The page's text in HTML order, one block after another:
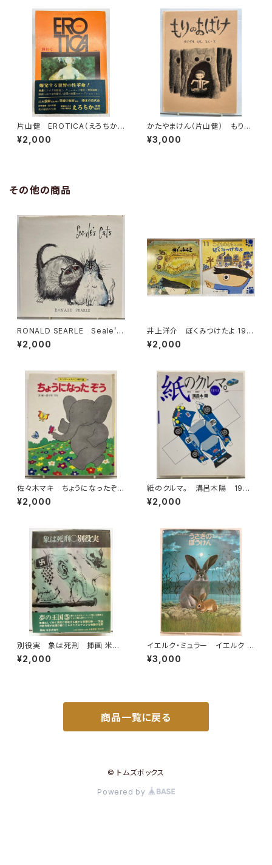
片山健 EROTICA（えろちか）
１巻３号 1969年 三崎書房
¥2,000
かたやまけん（片山健） もりの
おばけ 1987年 特製版 福
音館書店
¥3,000
その他の商品
RONALD SEARLE Seale’s
Cats 1967年初版の1973年
４刷 DENNIS DOBSON
¥2,000
井上洋介 ぼくみつけたよ 199
9年 あじのひらき 2002年 こ
どものとも年少版２冊セット 絵
¥2,000
佐々木マキ ちょうになったぞ
う キンダーメルヘン傑作選11
1981年（昭56） フレーベル
¥2,000
紙のクルマ。 溝呂木陽 1994
年初版の1996年重刷 二玄社
¥2,000
別役実 象は死刑 挿画 米倉
斉加年 夢の王国シリーズ５ 1
973年 初版 ビニールカバ
¥2,000
イエルク・ミュラー イエルク ・
シュタイナー うさぎのぼうけ
ん 佐々木元 訳 1978年 初
¥3,000
商品一覧に戻る
© トムズボックス
Powered by